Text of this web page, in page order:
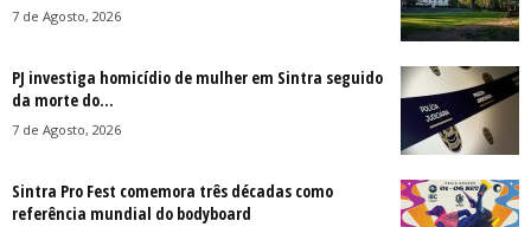
7 de Agosto, 2026
PJ investiga homicídio de mulher em Sintra seguido
da morte do...
7 de Agosto, 2026
Sintra Pro Fest comemora três décadas como
referência mundial do bodyboard